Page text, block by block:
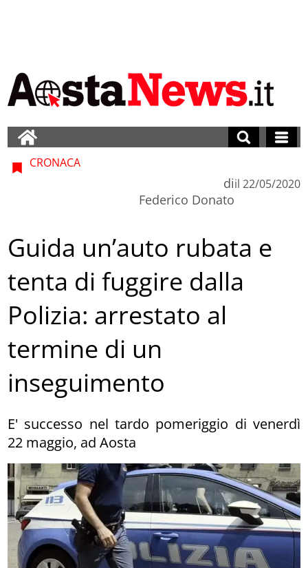
CRONACA
di
Federico Donato
il 22/05/2020
Guida un’auto rubata e
tenta di fuggire dalla
Polizia: arrestato al
termine di un
inseguimento
E' successo nel tardo pomeriggio di venerdì
22 maggio, ad Aosta